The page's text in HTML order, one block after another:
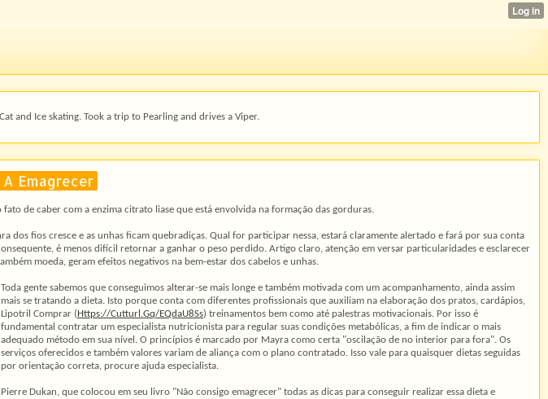
and Ice skating. Took a trip to Pearling and drives a Viper.
Emagrecer
de caber com a enzima citrato liase que está envolvida na formação das gorduras.
dos fios cresce e as unhas ficam quebradiças. Qual for participar nessa, estará claramente alertado e fará por sua conta
é menos difícil retornar a ganhar o peso perdido. Artigo claro, atenção em versar particularidades e esclarecer
moeda, geram efeitos negativos na bem-estar dos cabelos e unhas.
Toda gente sabemos que conseguimos alterar-se mais longe e também motivada com um acompanhamento, ainda assim
mais se tratando a dieta. Isto porque conta com diferentes profissionais que auxiliam na elaboração dos pratos, cardápios,
Lipotril Comprar (Https://Cutturl.Gq/EQdaU8Ss) treinamentos bem como até palestras motivacionais. Por isso é
fundamental contratar um especialista nutricionista para regular suas condições metabólicas, a fim de indicar o mais
adequado método em sua nível. O princípios é marcado por Mayra como certa "oscilação de no interior para fora". Os
serviços oferecidos e também valores variam de aliança com o plano contratado. Isso vale para quaisquer dietas seguidas
por orientação correta, procure ajuda especialista.
Pierre Dukan, que colocou em seu livro "Não consigo emagrecer" todas as dicas para conseguir realizar essa dieta e